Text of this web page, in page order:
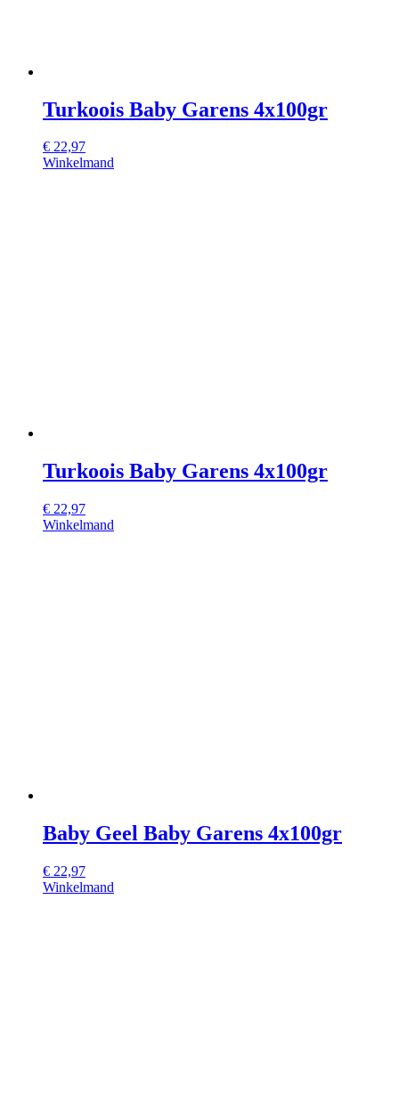
Turkoois Baby Garens 4x100gr
€ 22,97
Winkelmand
Turkoois Baby Garens 4x100gr
€ 22,97
Winkelmand
Baby Geel Baby Garens 4x100gr
€ 22,97
Winkelmand